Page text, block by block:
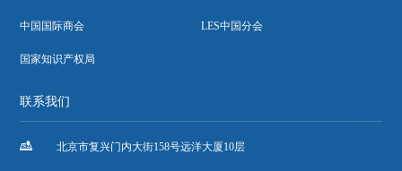
中国国际商会 LES中国分会
国家知识产权局
联系我们
 北京市复兴门内大街158号远洋大厦10层